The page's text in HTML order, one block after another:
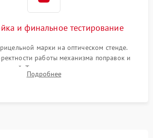
и финальное тестирование
марки на оптическом стенде.
работы механизма поправок и
Тестирование прицела на ударном
устойчивости к отдаче оружия и
Подробнее